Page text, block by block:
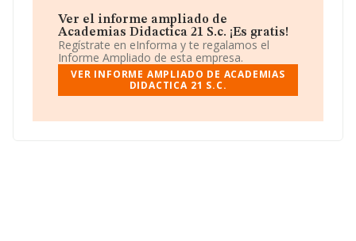
Ver el informe ampliado de
Academias Didactica 21 S.c. ¡Es gratis!
Regístrate en eInforma y te regalamos el
Informe Ampliado de esta empresa.
VER INFORME AMPLIADO DE ACADEMIAS
DIDACTICA 21 S.C.